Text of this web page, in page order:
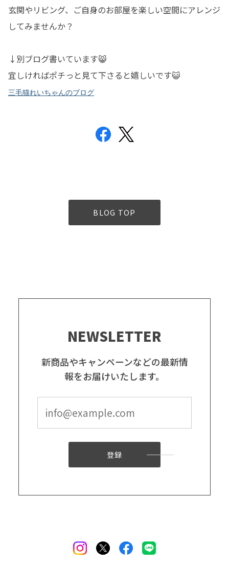
玄関やリビング、ご自身のお部屋を楽しい空間にアレンジ
してみませんか？
↓別ブログ書いています😸
宜しければポチっと見て下さると嬉しいです😺
三毛猫れいちゃんのブログ
BLOG TOP
NEWSLETTER
新商品やキャンペーンなどの最新情
報をお届けいたします。
登録